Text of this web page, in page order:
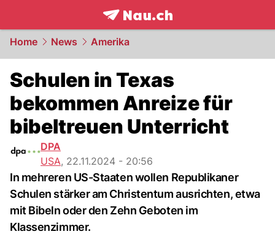
frontpage.NAU.ch
Home News Amerika
Schulen in Texas
bekommen Anreize für
bibeltreuen Unterricht
DPA
USA, 22.11.2024 - 20:56
In mehreren US-Staaten wollen Republikaner
Schulen stärker am Christentum ausrichten, etwa
mit Bibeln oder den Zehn Geboten im
Klassenzimmer.